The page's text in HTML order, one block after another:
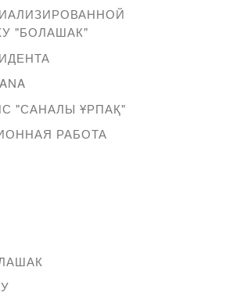
"БОЛАШАК"
"САНАЛЫ ҰРПАҚ"
РАБОТА